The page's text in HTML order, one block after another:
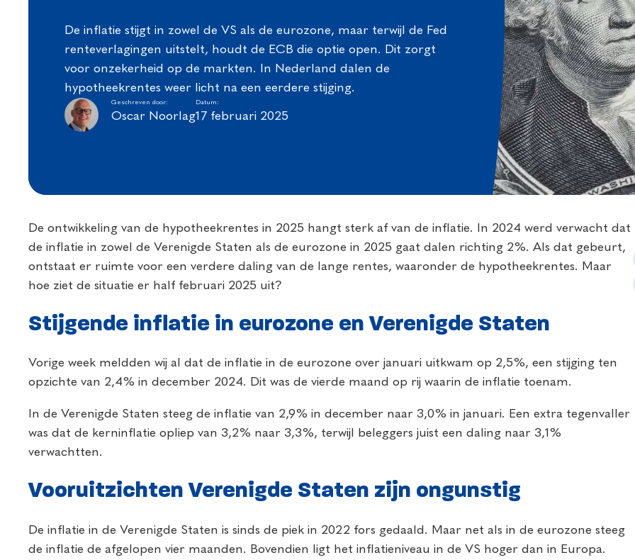
De inflatie stijgt in zowel de VS als de eurozone, maar terwijl de Fed
renteverlagingen uitstelt, houdt de ECB die optie open. Dit zorgt
voor onzekerheid op de markten. In Nederland dalen de
hypotheekrentes weer licht na een eerdere stijging.
Geschreven door:
Oscar Noorlag
Datum:
17 februari 2025
De ontwikkeling van de hypotheekrentes in 2025 hangt sterk af van de inflatie. In 2024 werd verwacht dat
de inflatie in zowel de Verenigde Staten als de eurozone in 2025 gaat dalen richting 2%. Als dat gebeurt,
ontstaat er ruimte voor een verdere daling van de lange rentes, waaronder de hypotheekrentes. Maar
hoe ziet de situatie er half februari 2025 uit?
Stijgende inflatie in eurozone en Verenigde Staten
Vorige week meldden wij al dat de inflatie in de eurozone over januari uitkwam op 2,5%, een stijging ten
opzichte van 2,4% in december 2024. Dit was de vierde maand op rij waarin de inflatie toenam.
In de Verenigde Staten steeg de inflatie van 2,9% in december naar 3,0% in januari. Een extra tegenvaller
was dat de kerninflatie opliep van 3,2% naar 3,3%, terwijl beleggers juist een daling naar 3,1%
verwachtten.
Vooruitzichten Verenigde Staten zijn ongunstig
De inflatie in de Verenigde Staten is sinds de piek in 2022 fors gedaald. Maar net als in de eurozone steeg
de inflatie de afgelopen vier maanden. Bovendien ligt het inflatieniveau in de VS hoger dan in Europa.